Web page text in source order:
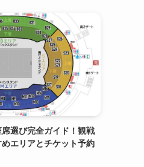
選び完全ガイド！観戦
エリアとチケット予約